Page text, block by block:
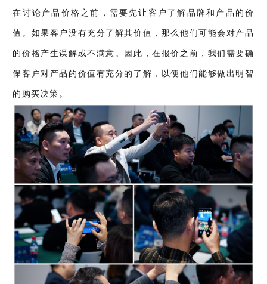
在讨论产品价格之前，需要先让客户了解品牌和产品的价
值。如果客户没有充分了解其价值，那么他们可能会对产品
的价格产生误解或不满意。因此，在报价之前，我们需要确
保客户对产品的价值有充分的了解，以便他们能够做出明智
的购买决策。